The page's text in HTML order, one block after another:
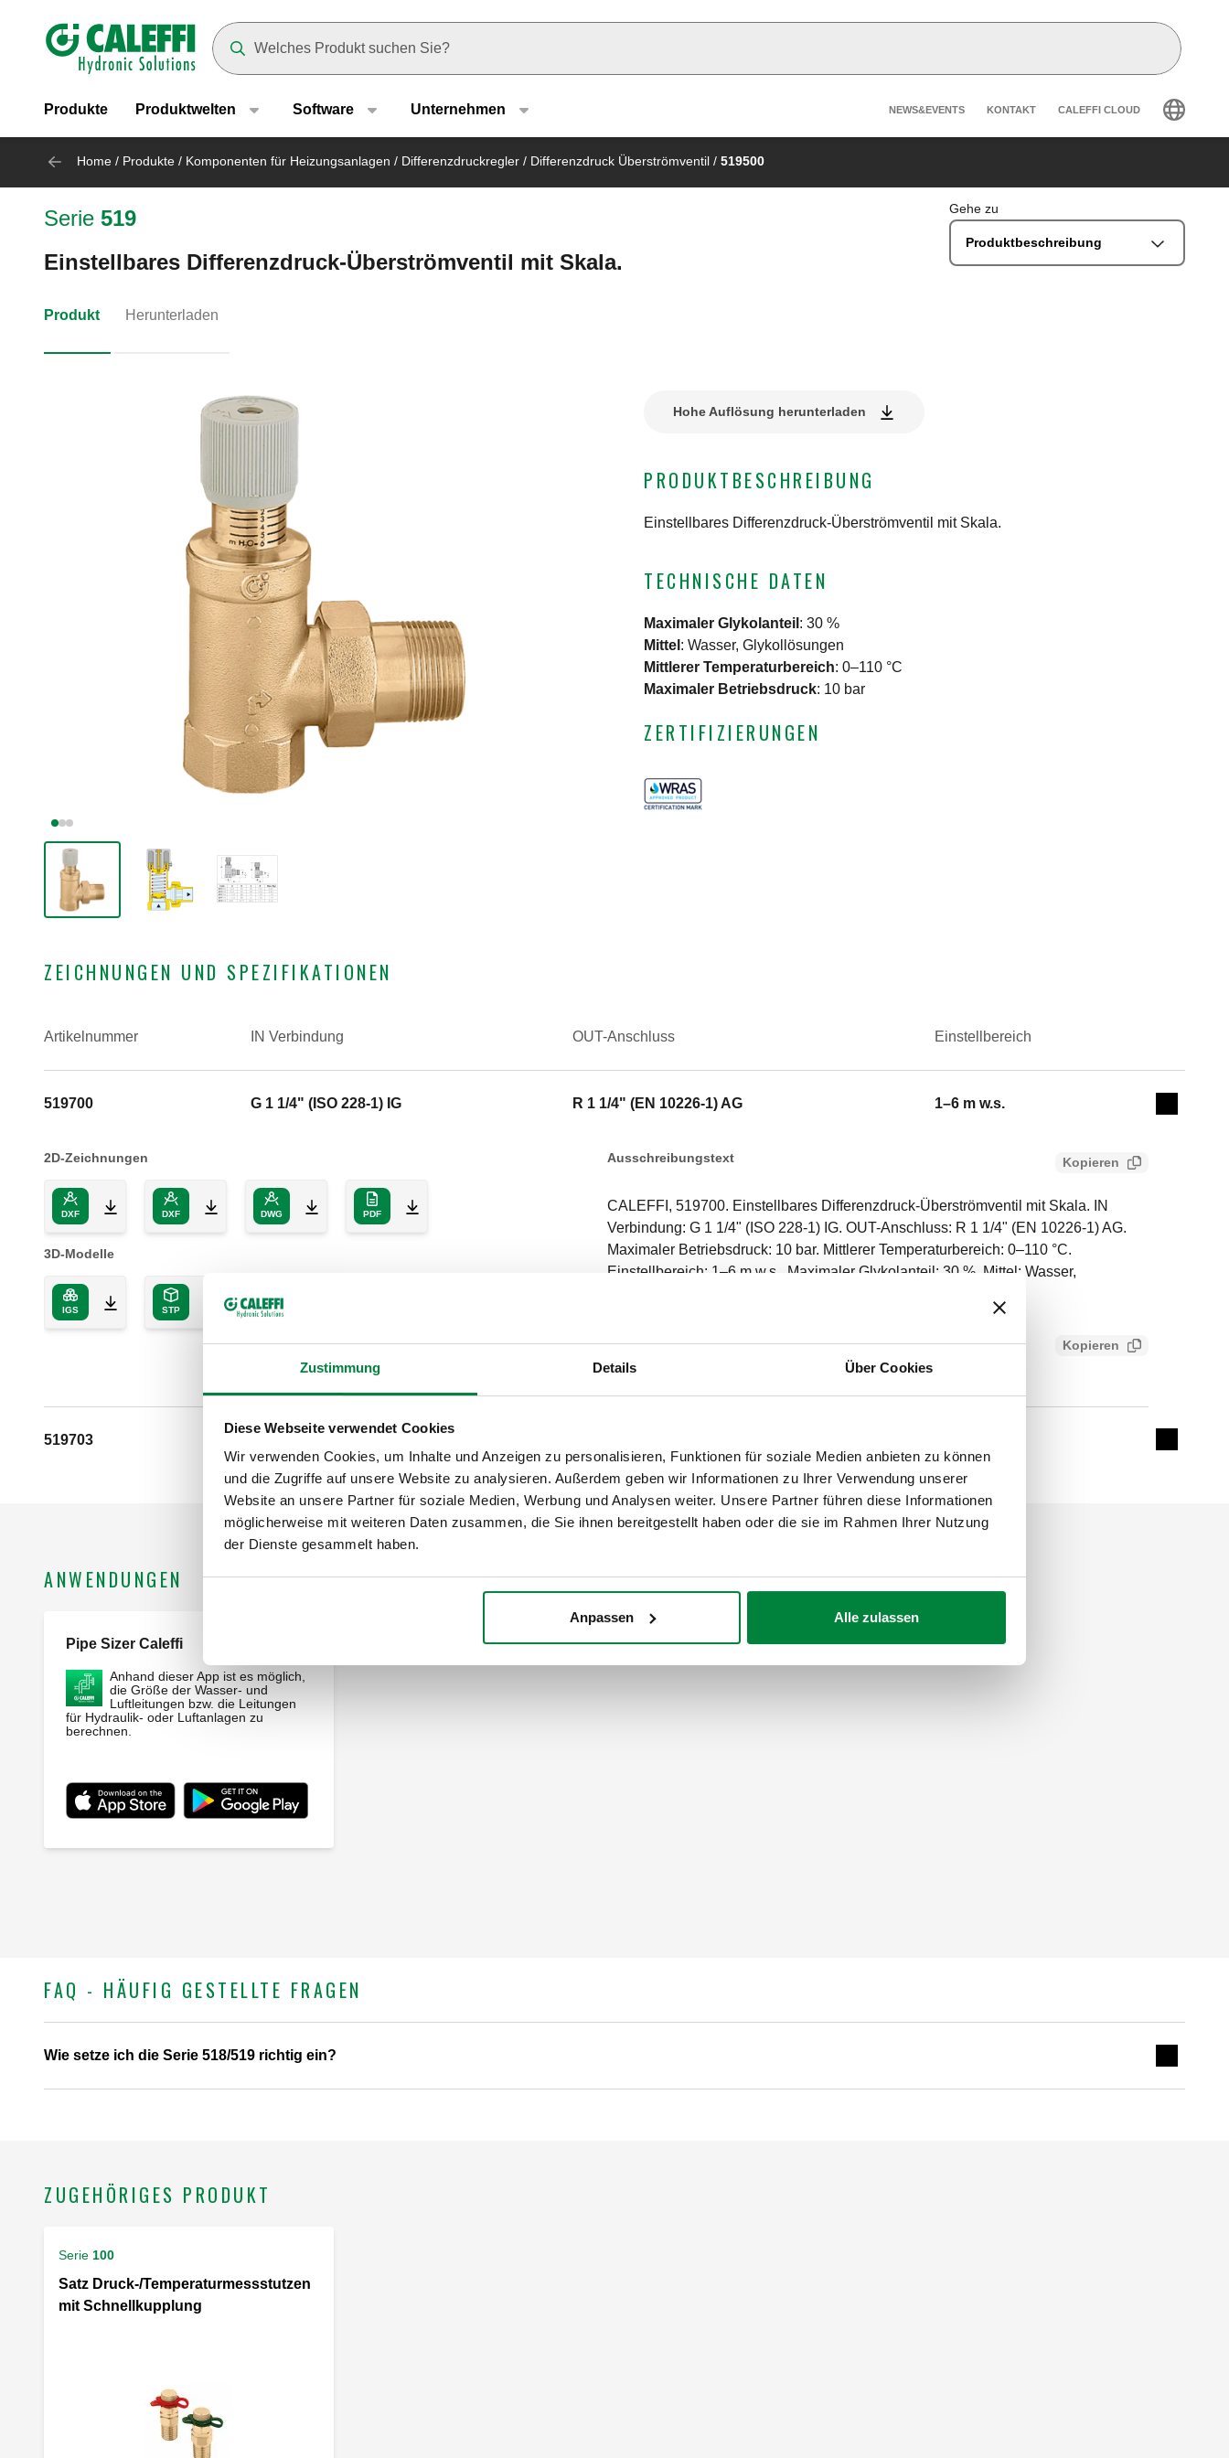
Zustimmung Details Über Cookies
Diese Webseite verwendet Cookies
Wir verwenden Cookies, um Inhalte und Anzeigen zu personalisieren, Funktionen für soziale Medien anbieten zu können
und die Zugriffe auf unsere Website zu analysieren. Außerdem geben wir Informationen zu Ihrer Verwendung unserer
Website an unsere Partner für soziale Medien, Werbung und Analysen weiter. Unsere Partner führen diese Informationen
möglicherweise mit weiteren Daten zusammen, die Sie ihnen bereitgestellt haben oder die sie im Rahmen Ihrer Nutzung
der Dienste gesammelt haben.
Anpassen Alle zulassen
Header main navigation
Produkte Produktwelten Software Unternehmen Header secondary
NEWS&EVENTS KONTAKT CALEFFI CLOUD
Home / Produkte / Komponenten für Heizungsanlagen / Differenzdruckregler / Differenzdruck Überströmventil / 519500
Serie 519
Einstellbares Differenzdruck-Überströmventil mit Skala.
Gehe zu
Produktbeschreibung
Produkt Herunterladen
Hohe Auflösung herunterladen
PRODUKTBESCHREIBUNG
Einstellbares Differenzdruck-Überströmventil mit Skala.
TECHNISCHE DATEN
Maximaler Glykolanteil : 30 %
Mittel : Wasser, Glykollösungen
Mittlerer Temperaturbereich: 0–110 °C
Maximaler Betriebsdruck: 10 bar
ZERTIFIZIERUNGEN
ZEICHNUNGEN UND SPEZIFIKATIONEN
Artikelnummer IN Verbindung OUT-Anschluss
Einstellbereich
519700 G 1 1/4" (ISO 228-1) IG R 1 1/4" (EN 10226-1) AG 1–6 m w.s.
Collapse
2D-Zeichnungen
DXF DXF DWG PDF
3D-Modelle
IGS STP BIM
Ausschreibungstext Kopieren
CALEFFI, 519700. Einstellbares Differenzdruck-Überströmventil mit Skala. IN
Verbindung: G 1 1/4" (ISO 228-1) IG. OUT-Anschluss: R 1 1/4" (EN 10226-1) AG.
Maximaler Betriebsdruck: 10 bar. Mittlerer Temperaturbereich: 0–110 °C.
Einstellbereich: 1–6 m w.s.. Maximaler Glykolanteil: 30 %. Mittel: Wasser,
SCIP code
e2be43f5-27e7-4178-aa2f-a6caf17f59ed
Kopieren
519703
Expand
ANWENDUNGEN
Pipe Sizer Caleffi
Anhand dieser App ist es möglich,
die Größe der Wasser- und
Luftleitungen bzw. die Leitungen
für Hydraulik- oder Luftanlagen zu
berechnen.
FAQ - HÄUFIG GESTELLTE FRAGEN
Wie setze ich die Serie 518/519 richtig ein?
ZUGEHÖRIGES PRODUKT
Serie 100
Satz Druck-/Temperaturmessstutzen
mit Schnellkupplung